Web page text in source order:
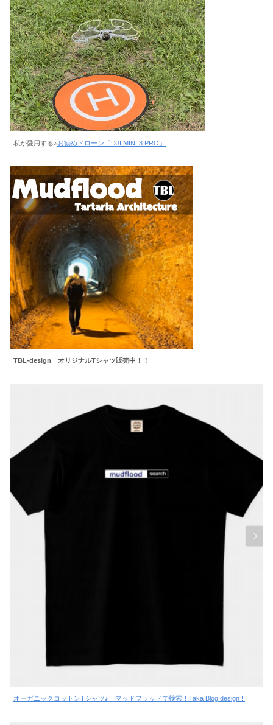
私が愛用する♪お勧めドローン「DJI MINI 3 PRO」
TBL-design オリジナルTシャツ販売中！！
オーガニックコットンTシャツ♪ マッドフラッドで検索！Taka Blog design !!